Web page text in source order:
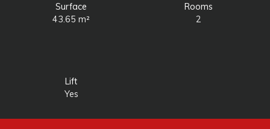
Surface
43.65m²
Rooms
2
Lift
Yes